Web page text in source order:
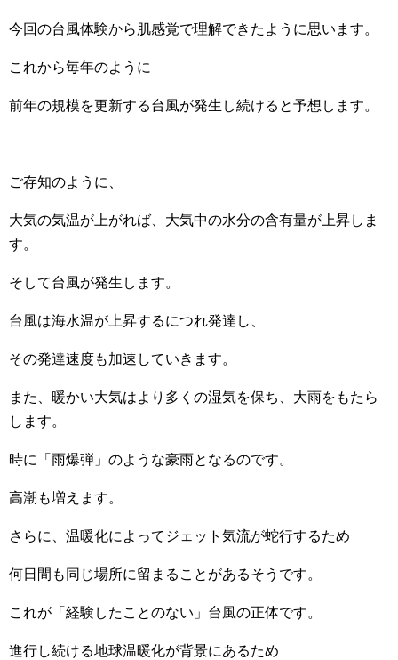
今回の台風体験から肌感覚で理解できたように思います。
これから毎年のように
前年の規模を更新する台風が発生し続けると予想します。
ご存知のように、
大気の気温が上がれば、大気中の水分の含有量が上昇しま
す。
そして台風が発生します。
台風は海水温が上昇するにつれ発達し、
その発達速度も加速していきます。
また、暖かい大気はより多くの湿気を保ち、大雨をもたら
します。
時に「雨爆弾」のような豪雨となるのです。
高潮も増えます。
さらに、温暖化によってジェット気流が蛇行するため
何日間も同じ場所に留まることがあるそうです。
これが「経験したことのない」台風の正体です。
進行し続ける地球温暖化が背景にあるため